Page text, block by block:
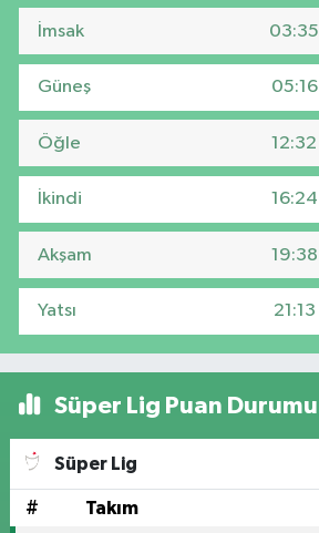
İmsak 03:35
Güneş 05:16
Öğle 12:32
İkindi 16:24
Akşam 19:38
Yatsı 21:13
Süper Lig Puan Durumu
Süper Lig
# Takım